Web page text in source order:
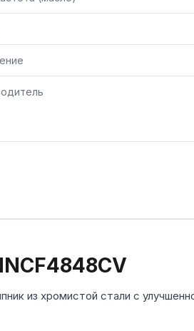
из хромистой стали с